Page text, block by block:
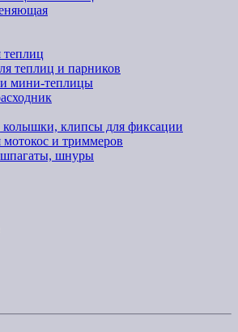
теплиц
теплиц и парников
мини-теплицы
клипсы для фиксации
мотокос и триммеров
шнуры